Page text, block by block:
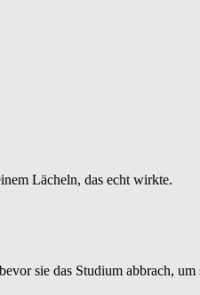
Lächeln, das echt wirkte.
sie das Studium abbrach,